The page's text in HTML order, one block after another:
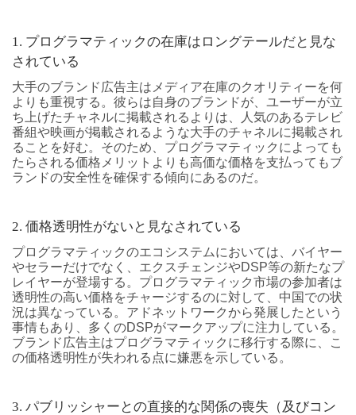
1. プログラマティックの在庫はロングテールだと見な
されている
大手のブランド広告主はメディア在庫のクオリティーを何
よりも重視する。彼らは自身のブランドが、ユーザーが立
ち上げたチャネルに掲載されるよりは、人気のあるテレビ
番組や映画が掲載されるような大手のチャネルに掲載され
ることを好む。そのため、プログラマティックによっても
たらされる価格メリットよりも高価な価格を支払ってもブ
ランドの安全性を確保する傾向にあるのだ。
2. 価格透明性がないと見なされている
プログラマティックのエコシステムにおいては、バイヤー
やセラーだけでなく、エクスチェンジやDSP等の新たなプ
レイヤーが登場する。プログラマティック市場の参加者は
透明性の高い価格をチャージするのに対して、中国での状
況は異なっている。アドネットワークから発展したという
事情もあり、多くのDSPがマークアップに注力している。
ブランド広告主はプログラマティックに移行する際に、こ
の価格透明性が失われる点に嫌悪を示している。
3. パブリッシャーとの直接的な関係の喪失（及びコン